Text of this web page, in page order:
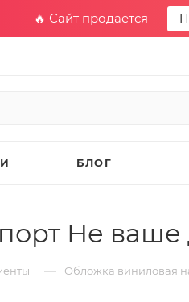
🔥 Сайт продается
БЛОГ
Не ваше
— Обложка виниловая